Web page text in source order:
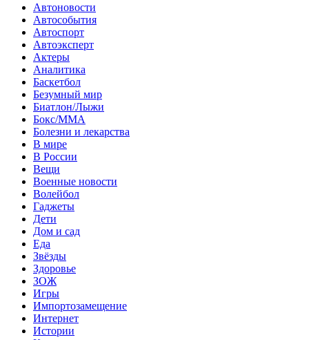
Автоновости
Автособытия
Автоспорт
Автоэксперт
Актеры
Аналитика
Баскетбол
Безумный мир
Биатлон/Лыжи
Бокс/MMA
Болезни и лекарства
В мире
В России
Вещи
Военные новости
Волейбол
Гаджеты
Дети
Дом и сад
Еда
Звёзды
Здоровье
ЗОЖ
Игры
Импортозамещение
Интернет
Истории